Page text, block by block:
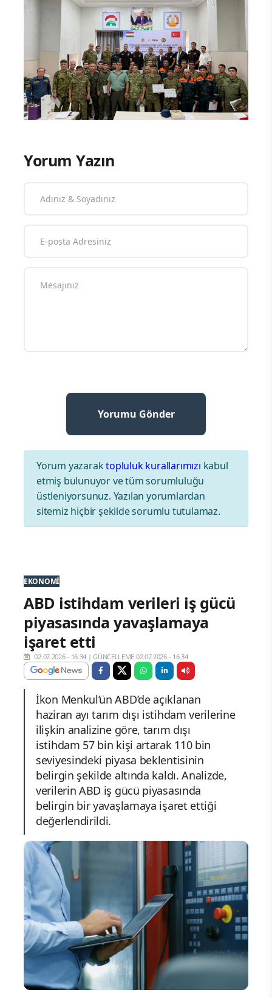
Yorum Yazın
Yorum yazaraktopluluk kurallarımızı kabul
etmiş bulunuyor ve tüm sorumluluğu
üstleniyorsunuz. Yazılan yorumlardan
sitemiz hiçbir şekilde sorumlu tutulamaz.
EKONOMI
ABD istihdam verileri iş gücü
piyasasında yavaşlamaya
işaret etti
02.07.2026 - 16:34 |GÜNCELLEME:02.07.2026 - 16:34
İkon Menkul’ün ABD’de açıklanan
haziran ayı tarım dışı istihdam verilerine
ilişkin analizine göre, tarım dışı
istihdam 57 bin kişi artarak 110 bin
seviyesindeki piyasa beklentisinin
belirgin şekilde altında kaldı. Analizde,
verilerin ABD iş gücü piyasasında
belirgin bir yavaşlamaya işaret ettiği
değerlendirildi.